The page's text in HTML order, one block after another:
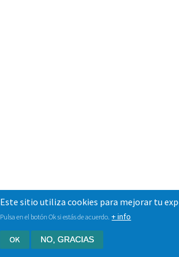
Este sitio utiliza cookies para mejorar tu
Pulsa en el botón Ok si estás de acuerdo. + info
OK NO, GRACIAS